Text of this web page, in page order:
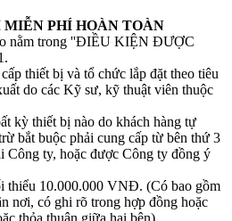
MIỄN PHÍ HOÀN TOÀN
nằm trong ''ĐIỀU KIỆN ĐƯỢC
thiết bị và tổ chức lắp đặt theo tiêu
do các Kỹ sư, kỹ thuật viên thuộc
kỳ thiết bị nào do khách hàng tự
bắt buộc phải cung cấp từ bên thứ 3
Công ty, hoặc được Công ty đồng ý
thiểu 10.000.000 VNĐ. (Có bao gồm
nơi, có ghi rõ trong hợp đồng hoặc
thỏa thuận giữa hai bên).